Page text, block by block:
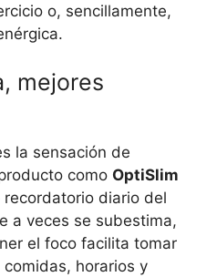
o, sencillamente,
mejores
la sensación de
como OptiSlim
diario del
a veces se subestima,
el foco facilita tomar
horarios y